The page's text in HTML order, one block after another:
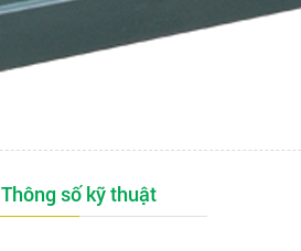
Thông số kỹ thuật